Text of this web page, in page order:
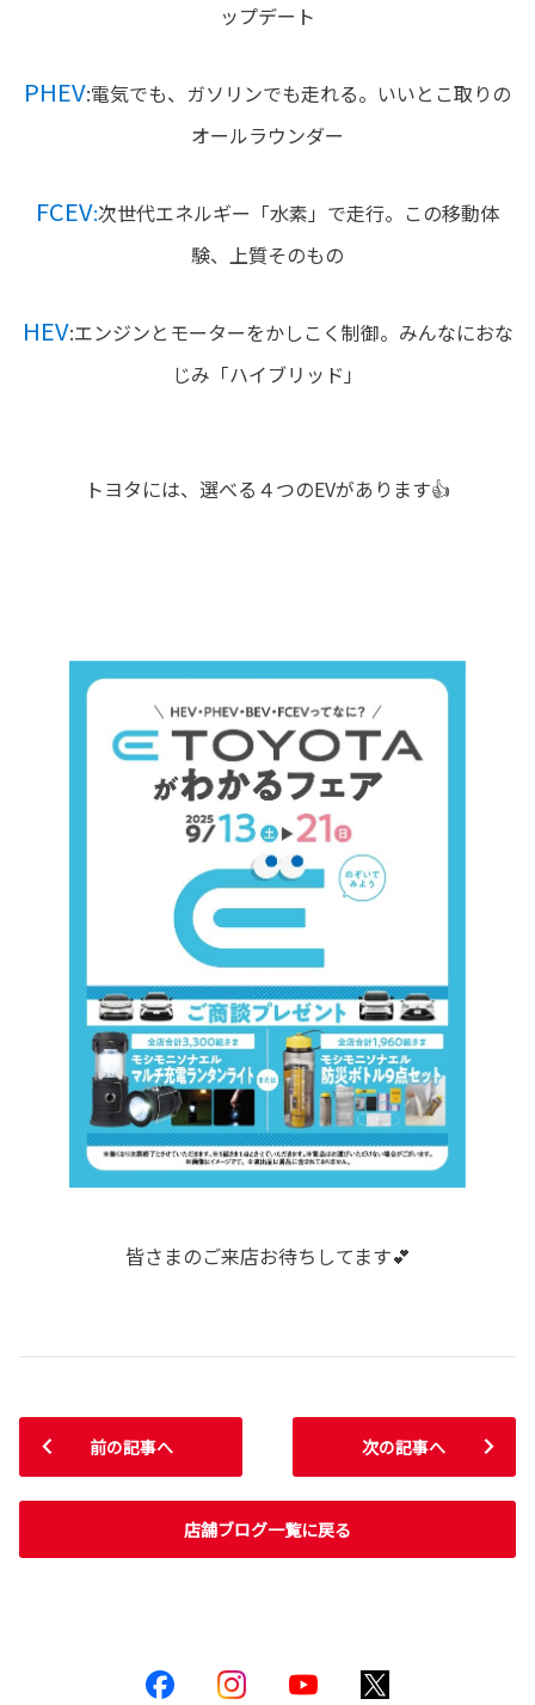
ップデート
PHEV:電気でも、ガソリンでも走れる。いいとこ取りの
オールラウンダー
FCEV:次世代エネルギー「水素」で走行。この移動体
験、上質そのもの
HEV:エンジンとモーターをかしこく制御。みんなにおな
じみ「ハイブリッド」
トヨタには、選べる４つのEVがあります👍
皆さまのご来店お待ちしてます💕
前の記事へ
店舗ブログ一覧に戻る
次の記事へ